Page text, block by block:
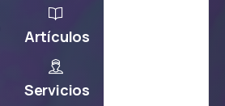
Artículos
Servicios